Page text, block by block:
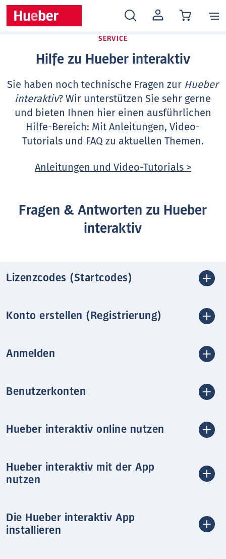
MEIN
KONTO
SERVICE
Hilfe zu Hueber interaktiv
Sie haben noch technische Fragen zur Hueber
interaktiv? Wir unterstützen Sie sehr gerne
und bieten Ihnen hier einen ausführlichen
Hilfe-Bereich: Mit Anleitungen, Video-
Tutorials und FAQ zu aktuellen Themen.
Anleitungen und Video-Tutorials >
Fragen & Antworten zu Hueber
interaktiv
Lizenzcodes (Startcodes)
Konto erstellen (Registrierung)
Anmelden
Benutzerkonten
Hueber interaktiv online nutzen
Hueber interaktiv mit der App
nutzen
Die Hueber interaktiv App
installieren